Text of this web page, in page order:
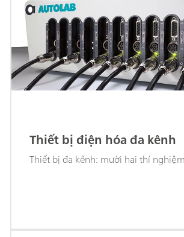
Thiết bị điện hóa đa kênh
Thiết bị đa kênh: mười hai thí